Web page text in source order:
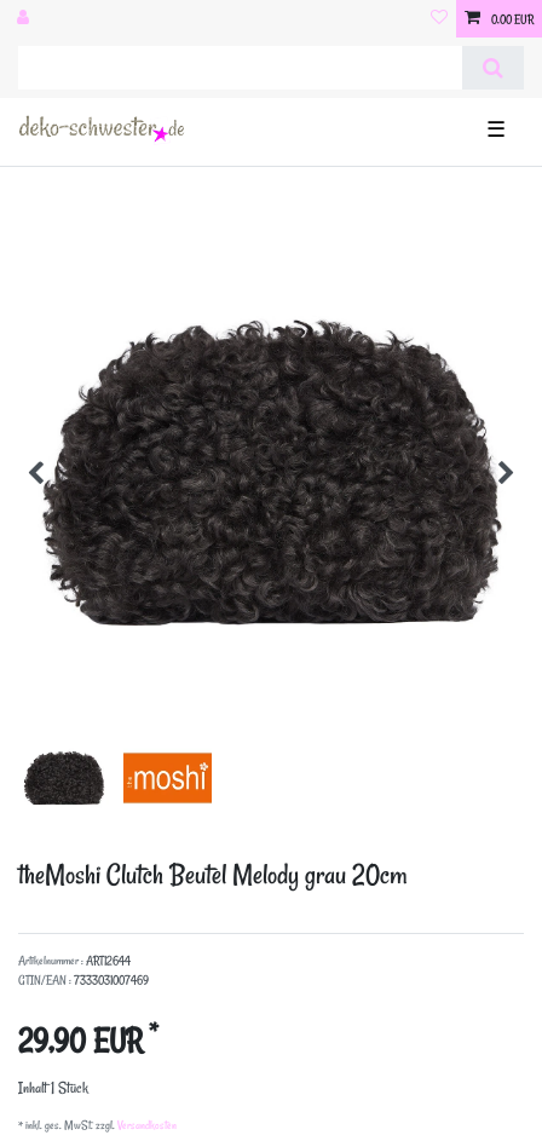
0,00 EUR
☰
theMoshi Clutch Beutel Melody grau 20cm
Artikelnummer :ART12644
GTIN/EAN :7333031007469
29,90 EUR*
Inhalt1Stück
* inkl. ges. MwSt. zzgl.Versandkosten